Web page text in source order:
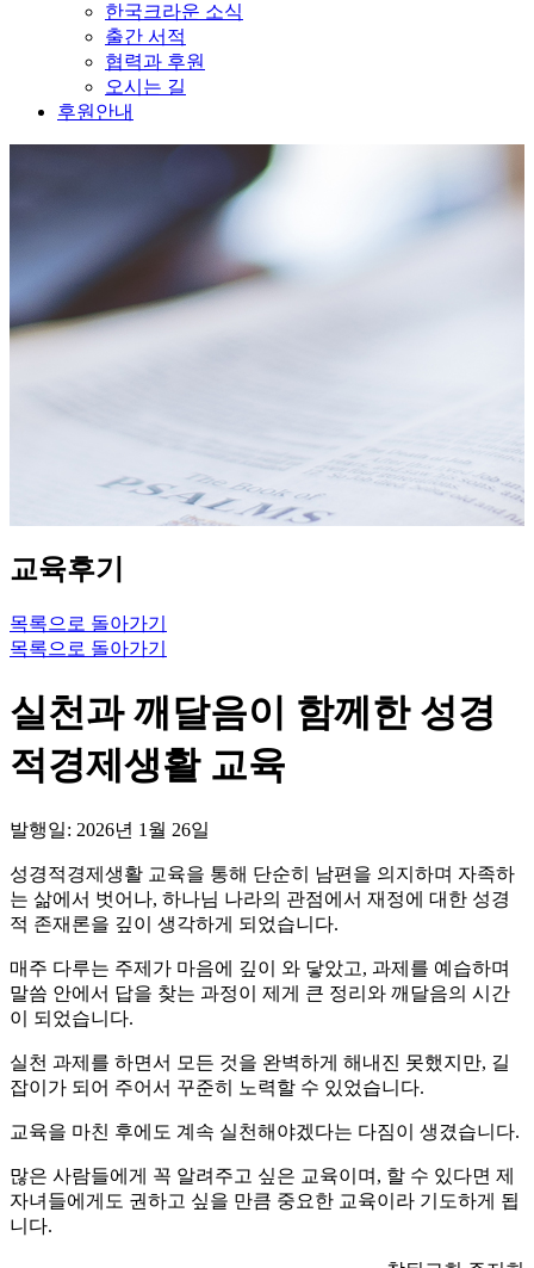
한국크라운 소식
출간 서적
협력과 후원
오시는 길
후원안내
교육후기
목록으로 돌아가기
목록으로 돌아가기
실천과 깨달음이 함께한 성경
적경제생활 교육
발행일: 2026년 1월 26일
성경적경제생활 교육을 통해 단순히 남편을 의지하며 자족하
는 삶에서 벗어나, 하나님 나라의 관점에서 재정에 대한 성경
적 존재론을 깊이 생각하게 되었습니다.
매주 다루는 주제가 마음에 깊이 와 닿았고, 과제를 예습하며
말씀 안에서 답을 찾는 과정이 제게 큰 정리와 깨달음의 시간
이 되었습니다.
실천 과제를 하면서 모든 것을 완벽하게 해내진 못했지만, 길
잡이가 되어 주어서 꾸준히 노력할 수 있었습니다.
교육을 마친 후에도 계속 실천해야겠다는 다짐이 생겼습니다.
많은 사람들에게 꼭 알려주고 싶은 교육이며, 할 수 있다면 제
자녀들에게도 권하고 싶을 만큼 중요한 교육이라 기도하게 됩
니다.